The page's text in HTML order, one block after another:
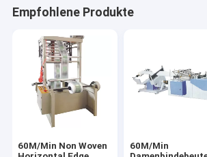
Empfohlene Produkte
60M/Min Non Woven
60M/Min